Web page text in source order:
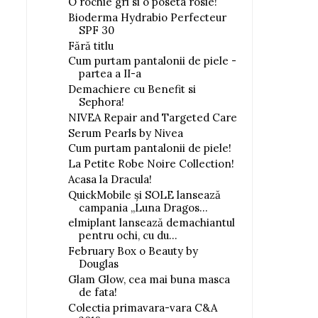
Bioderma Hydrabio Perfecteur
SPF 30
Fără titlu
Cum purtam pantalonii de piele -
partea a II-a
Demachiere cu Benefit si
Sephora!
NIVEA Repair and Targeted Care
Serum Pearls by Nivea
Cum purtam pantalonii de piele!
La Petite Robe Noire Collection!
Acasa la Dracula!
QuickMobile și SOLE lansează
campania „Luna Dragos...
elmiplant lansează demachiantul
pentru ochi, cu du...
February Box o Beauty by
Douglas
Glam Glow, cea mai buna masca
de fata!
Colectia primavara-vara C&A